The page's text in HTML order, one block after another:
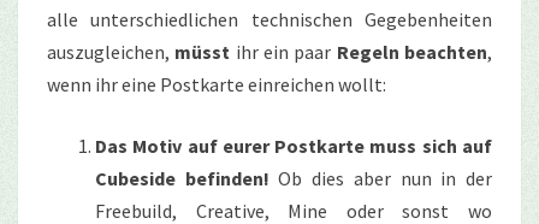
alle unterschiedlichen technischen Gegebenheiten
auszugleichen, müsst ihr ein paar Regeln beachten,
wenn ihr eine Postkarte einreichen wollt:
Das Motiv auf eurer Postkarte muss sich auf
Cubeside befinden! Ob dies aber nun in der
Freebuild, Creative, Mine oder sonst wo